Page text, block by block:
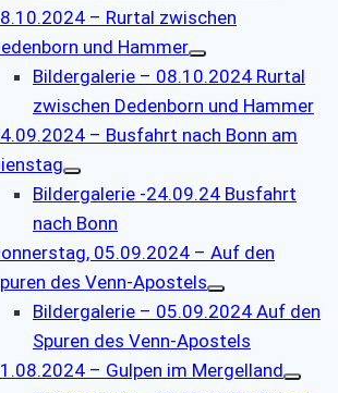
– Rurtal zwischen
und Hammer
Bildergalerie – 08.10.2024 Rurtal
zwischen Dedenborn und Hammer
– Busfahrt nach Bonn am
Bildergalerie -24.09.24 Busfahrt
nach Bonn
05.09.2024 – Auf den
des Venn-Apostels
Bildergalerie – 05.09.2024 Auf den
Spuren des Venn-Apostels
– Gulpen im Mergelland